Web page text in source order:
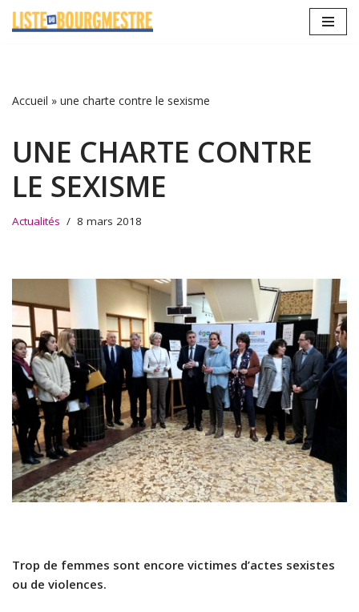
Accueil » une charte contre le sexisme
UNE CHARTE CONTRE
LE SEXISME
Actualités 8 mars 2018
Trop de femmes sont encore victimes d’actes sexistes
ou de violences.